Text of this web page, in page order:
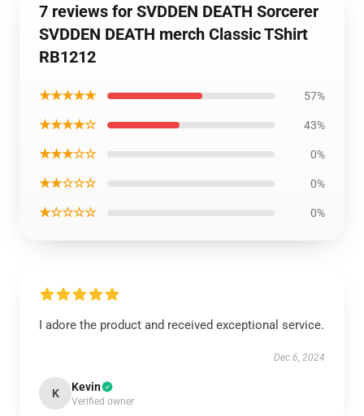
7 reviews for SVDDEN DEATH Sorcerer
SVDDEN DEATH merch Classic TShirt
RB1212
★★★★★ 57%
★★★★☆ 43%
★★★☆☆ 0%
★★☆☆☆ 0%
★☆☆☆☆ 0%
I adore the product and received exceptional service.
Dec 6, 2024
K Kevin
Verified owner